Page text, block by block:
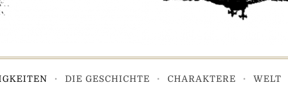
DIE GESCHICHTE CHARAKTERE WELT